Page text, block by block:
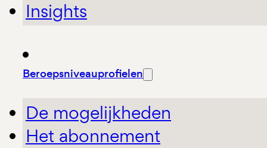
Insights
Beroepsniveauprofielen
De mogelijkheden
Het abonnement